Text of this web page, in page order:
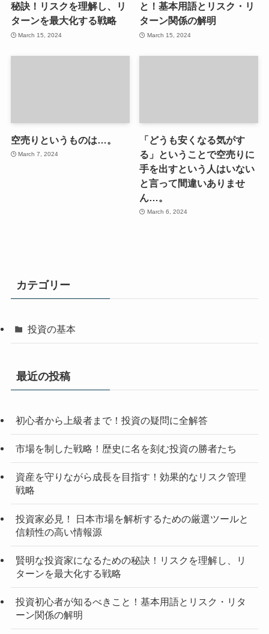
秘訣！リスクを理解し、リ
ターンを最大化する戦略
March 15, 2024
と！基本用語とリスク・リ
ターン関係の解明
March 15, 2024
空売りというものは…。
March 7, 2024
「どうも安くなる気がす
る」ということで空売りに
手を出すという人はいない
と言って間違いありませ
ん…。
March 6, 2024
カテゴリー
投資の基本
最近の投稿
初心者から上級者まで！投資の疑問に全解答
市場を制した戦略！歴史に名を刻む投資の勝者たち
資産を守りながら成長を目指す！効果的なリスク管理
戦略
投資家必見！ 日本市場を解析するための厳選ツールと
信頼性の高い情報源
賢明な投資家になるための秘訣！リスクを理解し、リ
ターンを最大化する戦略
投資初心者が知るべきこと！基本用語とリスク・リタ
ーン関係の解明